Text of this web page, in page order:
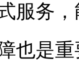
服务
也是